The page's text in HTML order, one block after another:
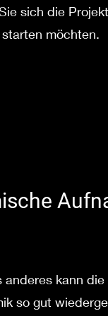
sich die
möchten.
anderes kann
so gut